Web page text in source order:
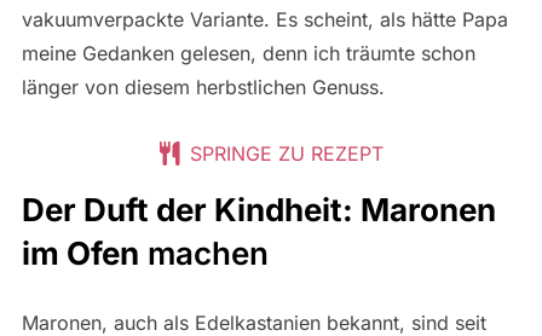
vakuumverpackte Variante. Es scheint, als hätte Papa
meine Gedanken gelesen, denn ich träumte schon
länger von diesem herbstlichen Genuss.
SPRINGE ZU REZEPT
Der Duft der Kindheit: Maronen
im Ofen machen
Maronen, auch als Edelkastanien bekannt, sind seit